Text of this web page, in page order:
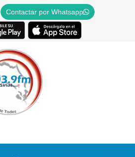
Contactar por Whatsapp